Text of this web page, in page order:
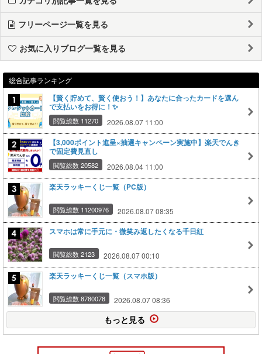
フリーページ一覧を見る
お気に入りブログ一覧を見る
総合記事ランキング
【賢く貯めて、賢く使おう！】あなたに合ったカードを選ん
で支払いをお得に！✨
閲覧総数 11270 2026.08.07 11:00
【3,000ポイント進呈×抽選キャンペーン実施中】楽天でんき
で固定費見直し
閲覧総数 20582 2026.08.04 11:00
楽天ラッキーくじ一覧（PC版）
閲覧総数 11200976 2026.08.07 08:35
スマホは常に手元に・微笑み返したくなる千日紅
閲覧総数 2123 2026.08.07 00:10
楽天ラッキーくじ一覧（スマホ版）
閲覧総数 8780078 2026.08.07 08:36
もっと見る